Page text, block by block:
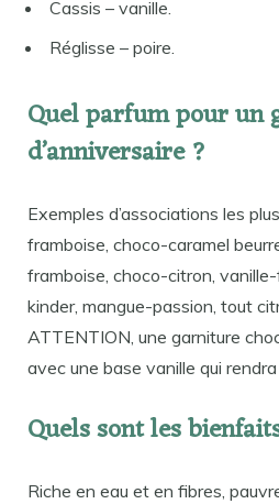
Cassis – vanille.
Réglisse – poire.
Quel parfum pour un
d’anniversaire ?
Exemples d’associations les
framboise, choco-caramel
framboise, choco-citron,
kinder, mangue-passion, tout
ATTENTION, une garniture
avec une base vanille qui
Quels sont les
Riche en eau et en fibres,